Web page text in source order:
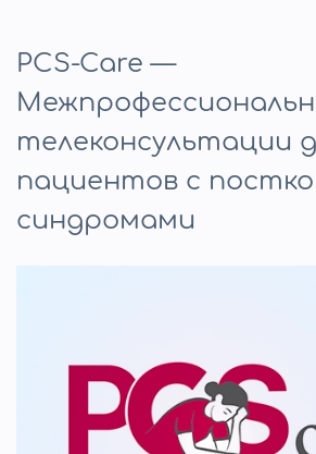
PCS-Care —
телеконсультации
пациентов с
синдромами